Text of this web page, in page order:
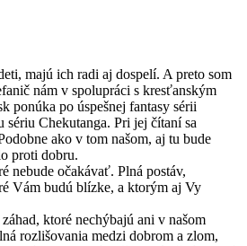
majú ich radi aj dospelí. A preto som
nám v spolupráci s kresťanským
ponúka po úspešnej fantasy sérii
Chekutanga. Pri jej čítaní sa
ako v tom našom, aj tu bude
proti dobru.
nebude očakávať. Plná postáv,
Vám budú blízke, a ktorým aj Vy
ktoré nechýbajú ani v našom
rozlišovania medzi dobrom a zlom,